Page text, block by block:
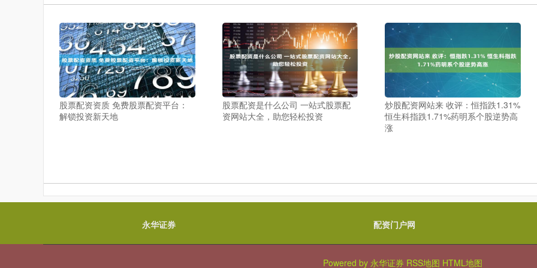
股票配资资质 免费股票配资平台：
解锁投资新天地
股票配资是什么公司 一站式股票配
资网站大全，助您轻松投资
炒股配资网站来 收评：恒指跌1.31%
恒生科指跌1.71%药明系个股逆势高
涨
永华证券 配资门户网
Powered by 永华证券 RSS地图 HTML地图